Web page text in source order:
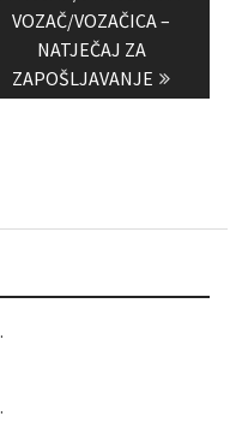
post:
VOZAČ/VOZAČICA –
NATJEČAJ ZA
ZAPOŠLJAVANJE